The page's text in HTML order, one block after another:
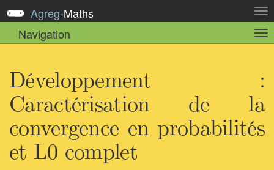
la
Agreg-Maths
Navigation
la
Développement :
Caractérisation de la
convergence en probabilités
et L0 complet